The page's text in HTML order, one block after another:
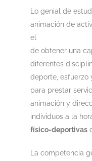
Lo genial de
animación de acti
el
de obtener una
diferentes
deporte, esfuerzo
para prestar
animación y
individuos a la
físico-deportivas
La competencia